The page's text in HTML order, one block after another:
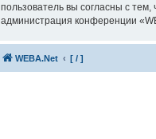
пользователь вы согласны с
администрация конференции
WEBA.Net [ / ]